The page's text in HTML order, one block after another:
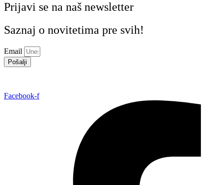
Prijavi se na naš newsletter
Saznaj o novitetima pre svih!
Email
Pošalji
Facebook-f